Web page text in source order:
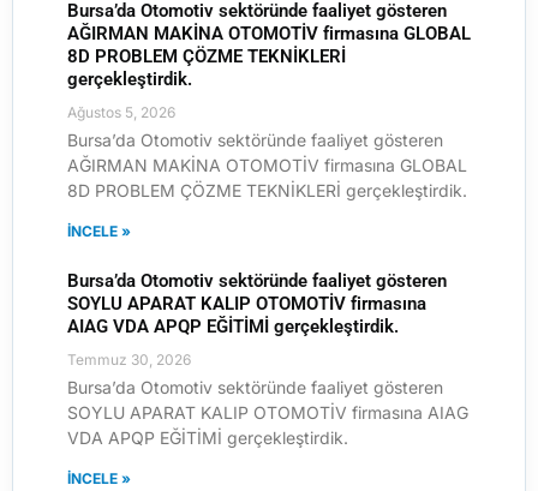
Bursa’da Otomotiv sektöründe faaliyet gösteren
AĞIRMAN MAKİNA OTOMOTİV firmasına GLOBAL
8D PROBLEM ÇÖZME TEKNİKLERİ
gerçekleştirdik.
Ağustos 5, 2026
Bursa’da Otomotiv sektöründe faaliyet gösteren
AĞIRMAN MAKİNA OTOMOTİV firmasına GLOBAL
8D PROBLEM ÇÖZME TEKNİKLERİ gerçekleştirdik.
İNCELE »
Bursa’da Otomotiv sektöründe faaliyet gösteren
SOYLU APARAT KALIP OTOMOTİV firmasına
AIAG VDA APQP EĞİTİMİ gerçekleştirdik.
Temmuz 30, 2026
Bursa’da Otomotiv sektöründe faaliyet gösteren
SOYLU APARAT KALIP OTOMOTİV firmasına AIAG
VDA APQP EĞİTİMİ gerçekleştirdik.
İNCELE »